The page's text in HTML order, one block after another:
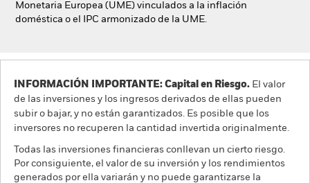
Monetaria Europea (UME) vinculados a la inflación
doméstica o el IPC armonizado de la UME.
INFORMACIÓN IMPORTANTE: Capital en Riesgo. El valor
de las inversiones y los ingresos derivados de ellas pueden
subir o bajar, y no están garantizados. Es posible que los
inversores no recuperen la cantidad invertida originalmente.
Todas las inversiones financieras conllevan un cierto riesgo.
Por consiguiente, el valor de su inversión y los rendimientos
generados por ella variarán y no puede garantizarse la